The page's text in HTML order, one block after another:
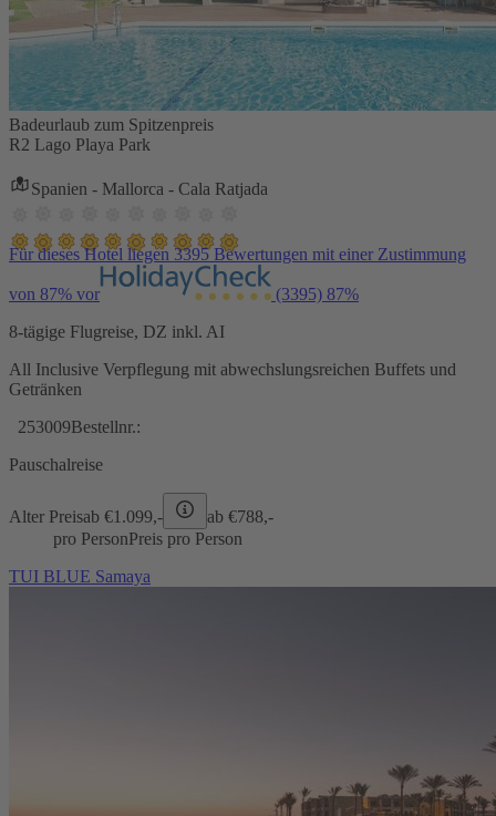
Badeurlaub zum Spitzenpreis
R2 Lago Playa Park
Spanien - Mallorca - Cala Ratjada
Für dieses Hotel liegen 3395 Bewertungen mit einer Zustimmung
von 87% vor (3395) 87%
8-tägige Flugreise, DZ inkl. AI
All Inclusive Verpflegung mit abwechslungsreichen Buffets und
Getränken
253009Bestellnr.:
Pauschalreise
Alter Preisab €1.099,- ab €788,-
pro PersonPreis pro Person
TUI BLUE Samaya